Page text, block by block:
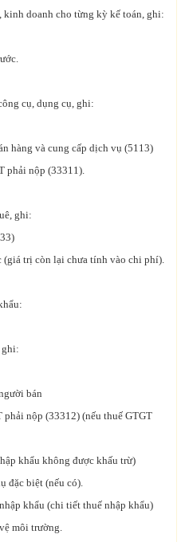
doanh cho từng kỳ kế toán, ghi:
cụ, dụng cụ, ghi:
hàng và cung cấp dịch vụ (5113)
phải nộp (33311).
ghi:
trị còn lại chưa tính vào chi phí).
ghi:
bán
phải nộp (33312) (nếu thuế GTGT
không được khấu trừ)
đặc biệt (nếu có).
khẩu (chi tiết thuế nhập khẩu)
môi trường.